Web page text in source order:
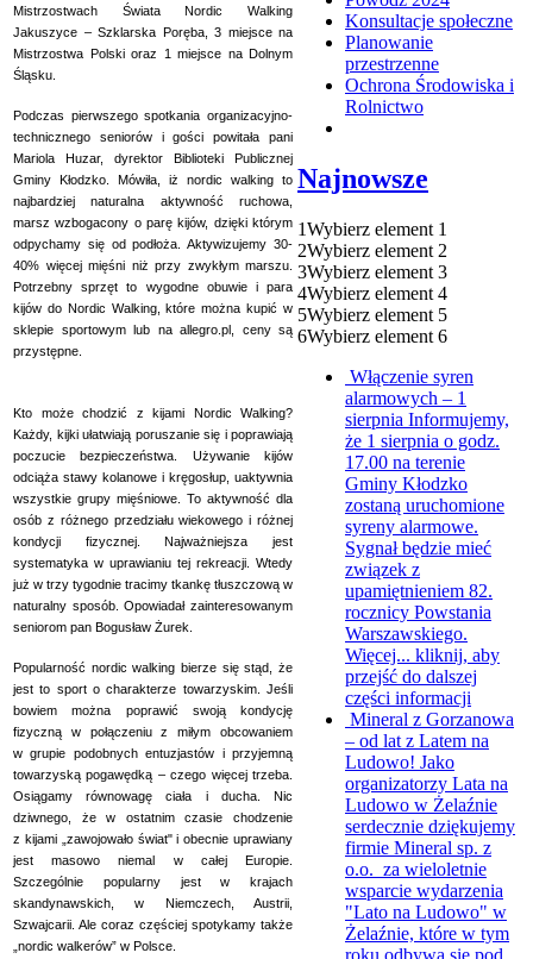
Mistrzostwach Świata Nordic Walking
Jakuszyce – Szklarska Poręba, 3 miejsce na
Mistrzostwa Polski oraz 1 miejsce na Dolnym
Śląsku.
Podczas pierwszego spotkania organizacyjno-
technicznego seniorów i gości powitała pani
Mariola Huzar, dyrektor Biblioteki Publicznej
Gminy Kłodzko. Mówiła, iż nordic walking to
najbardziej naturalna aktywność ruchowa,
marsz wzbogacony o parę kijów, dzięki którym
odpychamy się od podłoża. Aktywizujemy 30-
40% więcej mięśni niż przy zwykłym marszu.
Potrzebny sprzęt to wygodne obuwie i para
kijów do Nordic Walking, które można kupić w
sklepie sportowym lub na allegro.pl, ceny są
przystępne.
Kto może chodzić z kijami Nordic Walking?
Każdy, kijki ułatwiają poruszanie się i poprawiają
poczucie bezpieczeństwa. Używanie kijów
odciąża stawy kolanowe i kręgosłup, uaktywnia
wszystkie grupy mięśniowe. To aktywność dla
osób z różnego przedziału wiekowego i różnej
kondycji fizycznej. Najważniejsza jest
systematyka w uprawianiu tej rekreacji. Wtedy
już w trzy tygodnie tracimy tkankę tłuszczową w
naturalny sposób. Opowiadał zainteresowanym
seniorom pan Bogusław Żurek.
Popularność nordic walking bierze się stąd, że
jest to sport o charakterze towarzyskim. Jeśli
bowiem można poprawić swoją kondycję
fizyczną w połączeniu z miłym obcowaniem
w grupie podobnych entuzjastów i przyjemną
towarzyską pogawędką – czego więcej trzeba.
Osiągamy równowagę ciała i ducha. Nic
dziwnego, że w ostatnim czasie chodzenie
z kijami „zawojowało świat" i obecnie uprawiany
jest masowo niemal w całej Europie.
Szczególnie popularny jest w krajach
skandynawskich, w Niemczech, Austrii,
Szwajcarii. Ale coraz częściej spotykamy także
„nordic walkerów” w Polsce.
Konsultacje społeczne
Planowanie
przestrzenne
Ochrona Środowiska i
Rolnictwo
Najnowsze
1Wybierz element 1
2Wybierz element 2
3Wybierz element 3
4Wybierz element 4
5Wybierz element 5
6Wybierz element 6
Włączenie syren
alarmowych – 1
sierpnia Informujemy,
że 1 sierpnia o godz.
17.00 na terenie
Gminy Kłodzko
zostaną uruchomione
syreny alarmowe.
Sygnał będzie mieć
związek z
upamiętnieniem 82.
rocznicy Powstania
Warszawskiego.
Więcej... kliknij, aby
przejść do dalszej
części informacji
Mineral z Gorzanowa
– od lat z Latem na
Ludowo! Jako
organizatorzy Lata na
Ludowo w Żelaźnie
serdecznie dziękujemy
firmie Mineral sp. z
o.o. za wieloletnie
wsparcie wydarzenia
"Lato na Ludowo" w
Żelaźnie, które w tym
roku odbywa się pod